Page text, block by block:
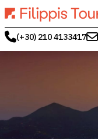
(+30) 210 4133417